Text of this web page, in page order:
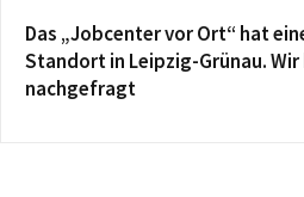
Das „Jobcenter vor Ort“ hat
Standort in Leipzig-Grünau. Wir
nachgefragt